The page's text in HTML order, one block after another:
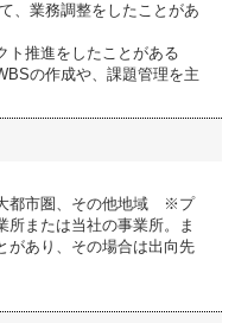
、業務調整をしたことがあ
ト推進をしたことがある
の作成や、課題管理を主
都市圏、その他地域 ※プ
所または当社の事業所。ま
があり、その場合は出向先